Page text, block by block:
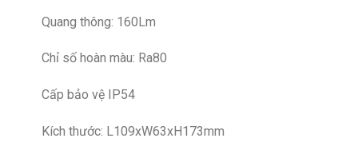
Quang thông: 160Lm
Chỉ số hoàn màu: Ra80
Cấp bảo vệ IP54
Kích thước: L109xW63xH173mm